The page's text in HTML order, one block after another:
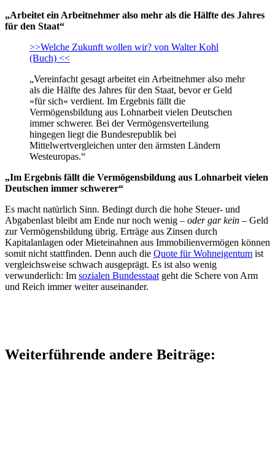
„Arbeitet ein Arbeitnehmer also mehr als die Hälfte des Jahres
für den Staat“
>>Welche Zukunft wollen wir? von Walter Kohl
(Buch) <<
„Vereinfacht gesagt arbeitet ein Arbeitnehmer also mehr
als die Hälfte des Jahres für den Staat, bevor er Geld
»für sich« verdient. Im Ergebnis fällt die
Vermögensbildung aus Lohnarbeit vielen Deutschen
immer schwerer. Bei der Vermögensverteilung
hingegen liegt die Bundesrepublik bei
Mittelwertvergleichen unter den ärmsten Ländern
Westeuropas.“
„Im Ergebnis fällt die Vermögensbildung aus Lohnarbeit vielen
Deutschen immer schwerer“
Es macht natürlich Sinn. Bedingt durch die hohe Steuer- und
Abgabenlast bleibt am Ende nur noch wenig – oder gar kein – Geld
zur Vermögensbildung übrig. Erträge aus Zinsen durch
Kapitalanlagen oder Mieteinahnen aus Immobilienvermögen können
somit nicht stattfinden. Denn auch die Quote für Wohneigentum ist
vergleichsweise schwach ausgeprägt. Es ist also wenig
verwunderlich: Im sozialen Bundesstaat geht die Schere von Arm
und Reich immer weiter auseinander.
Weiterführende andere Beiträge: